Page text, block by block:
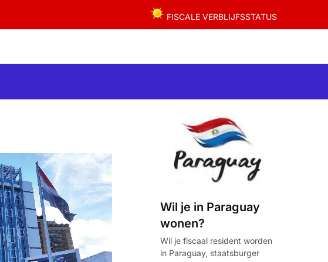
FISCALE VERBLIJFSSTATUS
Wil je in Paraguay
wonen?
Wil je fiscaal resident worden
in Paraguay, staatsburger